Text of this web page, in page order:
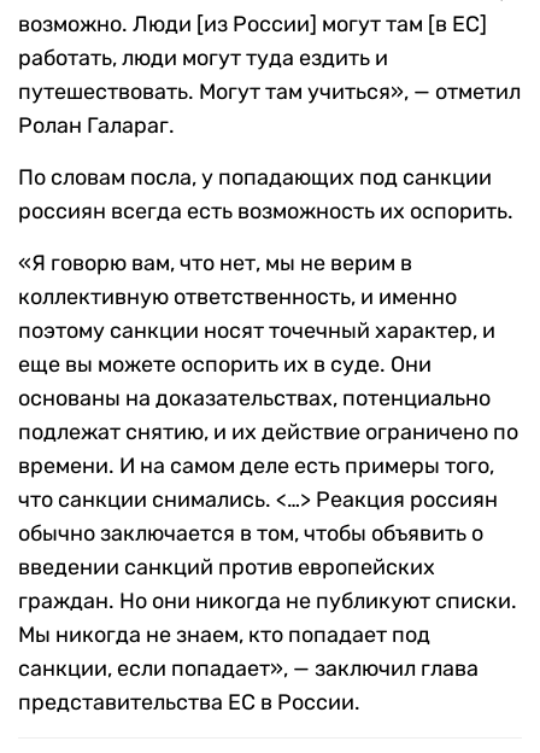
возможно. Люди [из России] могут там [в ЕС]
работать, люди могут туда ездить и
путешествовать. Могут там учиться», — отметил
Ролан Галараг.
По словам посла, у попадающих под санкции
россиян всегда есть возможность их оспорить.
«Я говорю вам, что нет, мы не верим в
коллективную ответственность, и именно
поэтому санкции носят точечный характер, и
еще вы можете оспорить их в суде. Они
основаны на доказательствах, потенциально
подлежат снятию, и их действие ограничено по
времени. И на самом деле есть примеры того,
что санкции снимались. <…> Реакция россиян
обычно заключается в том, чтобы объявить о
введении санкций против европейских
граждан. Но они никогда не публикуют списки.
Мы никогда не знаем, кто попадает под
санкции, если попадает», — заключил глава
представительства ЕС в России.